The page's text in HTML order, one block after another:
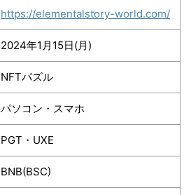
https://elementalstory-world.com/
2024年1月15日(月)
NFTパズル
パソコン・スマホ
PGT・UXE
BNB(BSC)